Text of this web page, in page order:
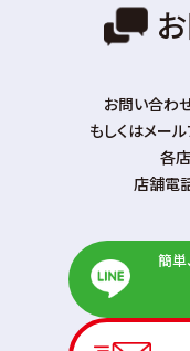
お問い合わ
もしくはメー
各
店舗電
簡単